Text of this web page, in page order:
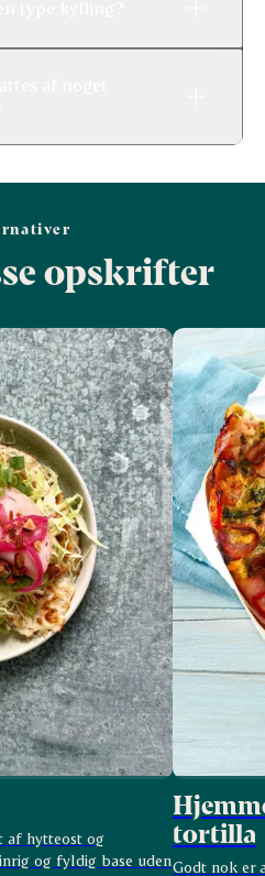
opskrifter
af hytteost og
og fyldig base uden
tortilla
Godt nok er